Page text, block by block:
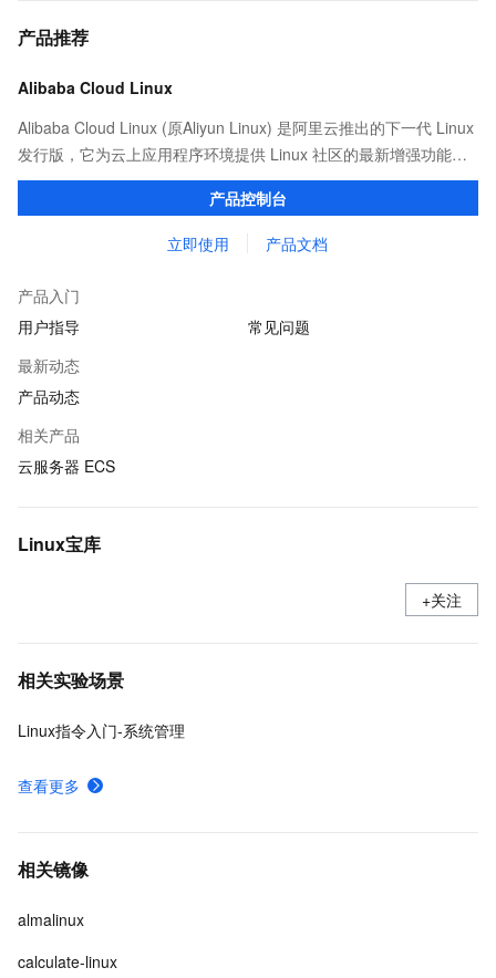
产品推荐
Alibaba Cloud Linux
Alibaba Cloud Linux (原Aliyun Linux) 是阿里云推出的下一代 Linux
发行版，它为云上应用程序环境提供 Linux 社区的最新增强功能，
在提供云上最佳用户体验的同时，也针对阿里云基础设施做了深度
产品控制台
立即使用 产品文档
产品入门
用户指导
常见问题
最新动态
产品动态
相关产品
云服务器 ECS
Linux宝库
+关注
相关实验场景
Linux指令入门-系统管理
查看更多
相关镜像
almalinux
calculate-linux